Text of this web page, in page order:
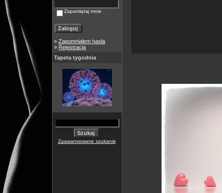
Zapamiętaj mnie
»Zapomniałem hasła
» Rejestracja
Tapeta tygodnia
Zaawansowane szukanie